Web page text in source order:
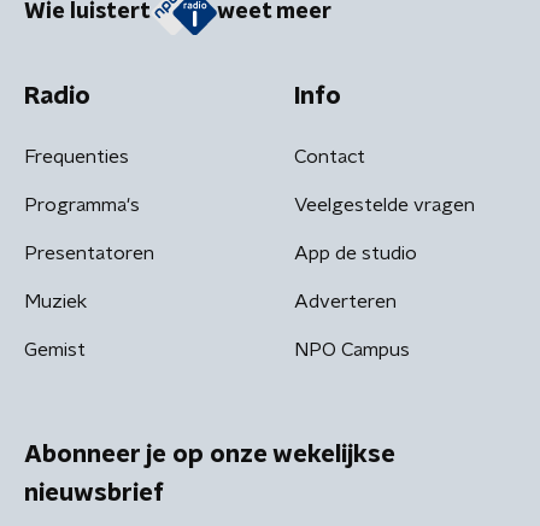
Wie luistert weet meer
Radio
Frequenties
Programma's
Presentatoren
Muziek
Gemist
Info
Contact
Veelgestelde vragen
App de studio
Adverteren
NPO Campus
Abonneer je op onze wekelijkse
nieuwsbrief